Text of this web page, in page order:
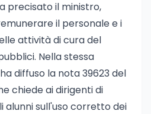
precisato il ministro,
il personale e i
attività di cura del
Nella stessa
diffuso la nota 39623 del
chiede ai dirigenti di
alunni sull'uso corretto dei